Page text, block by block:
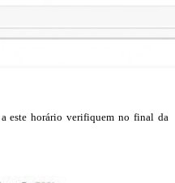
a este horário verifiquem no final da